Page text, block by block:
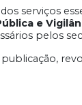
serviços
e
pelos